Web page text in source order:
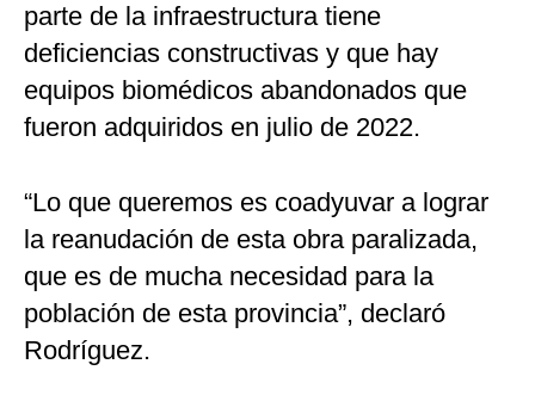
parte de la infraestructura tiene
deficiencias constructivas y que hay
equipos biomédicos abandonados que
fueron adquiridos en julio de 2022.
“Lo que queremos es coadyuvar a lograr
la reanudación de esta obra paralizada,
que es de mucha necesidad para la
población de esta provincia”, declaró
Rodríguez.